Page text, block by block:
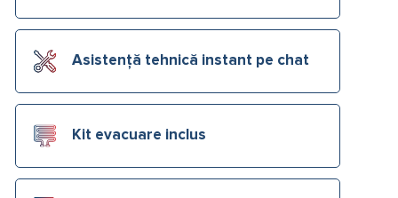
Asistență tehnică instant pe chat
Kit evacuare inclus